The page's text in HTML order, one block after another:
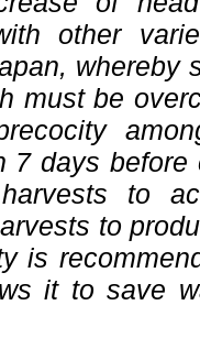
other
whereby
must be
7 days
to
to
is
it to save